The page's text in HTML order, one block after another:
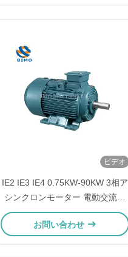
ビデオ
IE2 IE3 IE4 0.75KW-90KW 3相ア
シンクロンモーター 電動交流モ
ーター 220V 380V
お問い合わせ